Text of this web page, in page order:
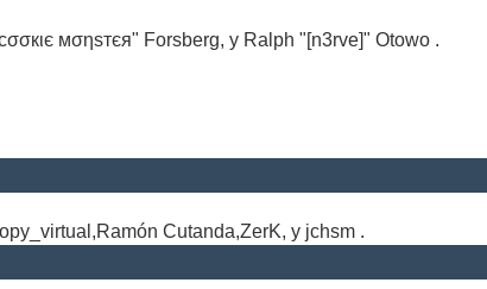
мσηѕтєя" Forsberg, y Ralph "[n3rve]" Otowo .
Cutanda,ZerK, y jchsm .